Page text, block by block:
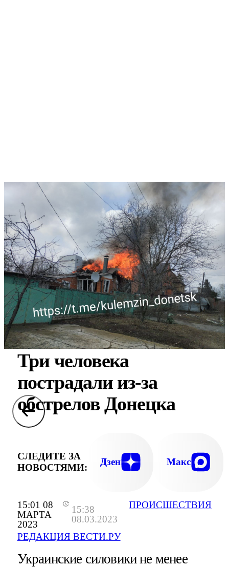
15:01 08
МАРТА
2023
15:38
08.03.2023
РЕДАКЦИЯ ВЕСТИ.РУ
ПРОИСШЕСТВИЯ
Три человека
пострадали из-за
обстрелов Донецка
СЛЕДИТЕ ЗА
НОВОСТЯМИ:
Дзен Макс
Украинские силовики не менее